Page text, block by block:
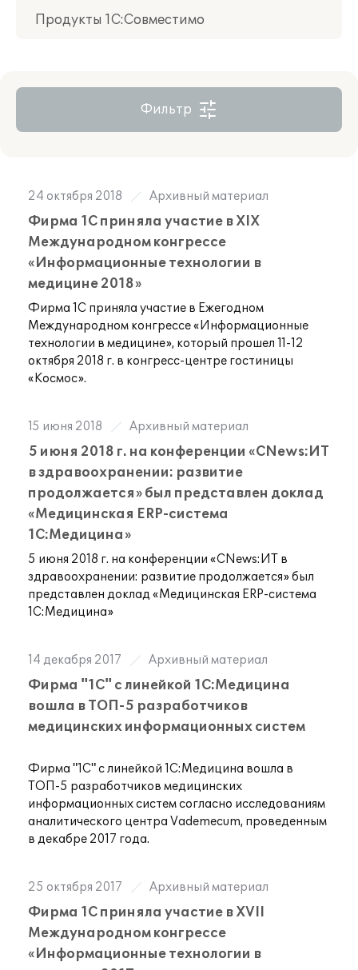
Продукты 1С:Совместимо
Фильтр
24 октября 2018 Архивный материал
Фирма 1С приняла участие в XIX
Международном конгрессе
«Информационные технологии в
медицине 2018»
Фирма 1С приняла участие в Ежегодном
Международном конгрессе «Информационные
технологии в медицине», который прошел 11-12
октября 2018 г. в конгресс-центре гостиницы
«Космос».
15 июня 2018 Архивный материал
5 июня 2018 г. на конференции «CNews:ИТ
в здравоохранении: развитие
продолжается» был представлен доклад
«Медицинская ERP-система
1С:Медицина»
5 июня 2018 г. на конференции «CNews:ИТ в
здравоохранении: развитие продолжается» был
представлен доклад «Медицинская ERP-система
1С:Медицина»
14 декабря 2017 Архивный материал
Фирма "1С" с линейкой 1С:Медицина
вошла в ТОП-5 разработчиков
медицинских информационных систем
Фирма "1С" с линейкой 1С:Медицина вошла в
ТОП-5 разработчиков медицинских
информационных систем согласно исследованиям
аналитического центра Vademecum, проведенным
в декабре 2017 года.
25 октября 2017 Архивный материал
Фирма 1С приняла участие в XVII
Международном конгрессе
«Информационные технологии в